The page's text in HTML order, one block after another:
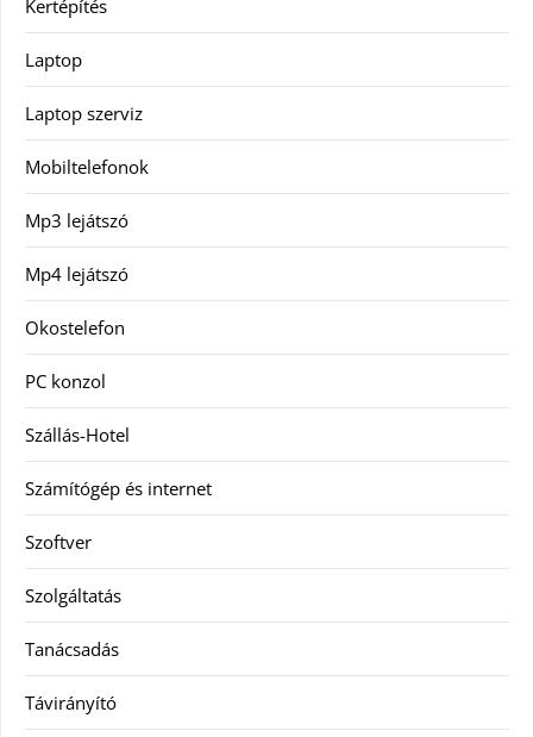
Kertépítés
Laptop
Laptop szerviz
Mobiltelefonok
Mp3 lejátszó
Mp4 lejátszó
Okostelefon
PC konzol
Szállás-Hotel
Számítógép és internet
Szoftver
Szolgáltatás
Tanácsadás
Távirányító